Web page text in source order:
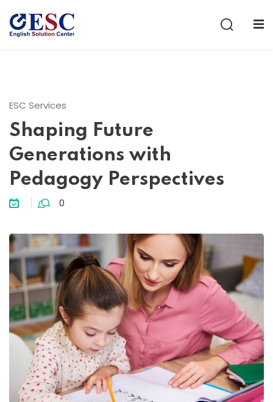
ESC Services
Shaping Future
Generations with
Pedagogy Perspectives
0
Remember me